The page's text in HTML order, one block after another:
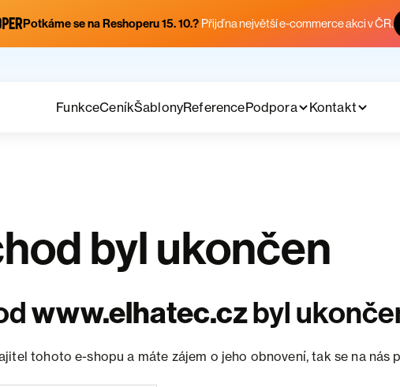
Potkáme se na Reshoperu 15. 10.? Přijď na největší e-commerce akci v ČR.
FunkceCeníkŠablonyReferencePodpora Kontakt
byl ukončen
www.elhatec.czbyl
tohoto e-shopu a máte zájem o jeho obnovení, tak se na nás